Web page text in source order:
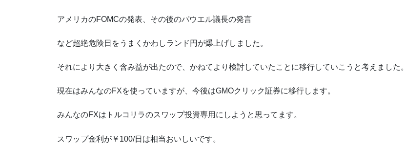
アメリカのFOMCの発表、その後のパウエル議長の発言
など超絶危険日をうまくかわしランド円が爆上げしました。
それにより大きく含み益が出たので、かねてより検討していたことに移行していこうと考えました。
現在はみんなのFXを使っていますが、今後はGMOクリック証券に移行します。
みんなのFXはトルコリラのスワップ投資専用にしようと思ってます。
スワップ金利が￥100/日は相当おいしいです。